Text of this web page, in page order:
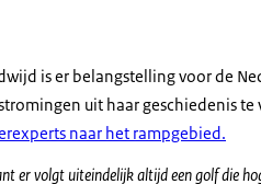
is er belangstelling voor de
uit haar geschiedenis te
naar het rampgebied.
er volgt uiteindelijk altijd een golf die